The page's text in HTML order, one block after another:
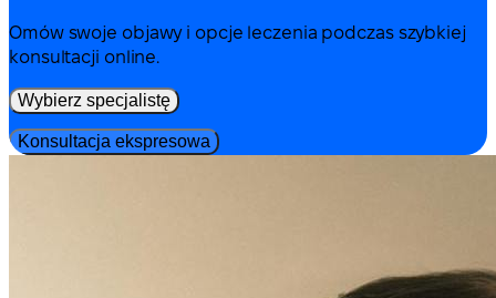
Omów swoje objawy i opcje leczenia podczas szybkiej
konsultacji online.
Wybierz specjalistę
Konsultacja ekspresowa